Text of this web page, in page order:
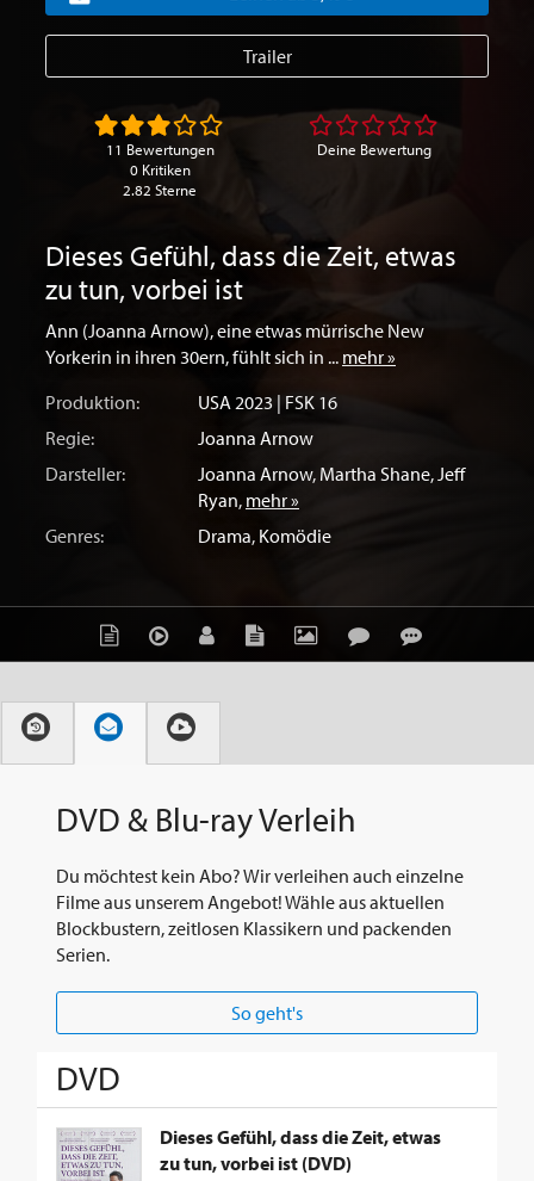
Dieses Gefühl, dass die Zeit, etwas
zu tun, vorbei ist
Ann (Joanna Arnow), eine etwas mürrische New
Yorkerin in ihren 30ern, fühlt sich in ... mehr »
Produktion:
USA 2023 | FSK 16
Regie:
Joanna Arnow
Darsteller:
Joanna Arnow, Martha Shane, Jeff
Ryan, mehr »
Genres:
Drama, Komödie
Trailer
11 Bewertungen
0 Kritiken
2.82 Sterne
Deine Bewertung
DVD & Blu-ray Verleih
Du möchtest kein Abo? Wir verleihen auch einzelne
Filme aus unserem Angebot! Wähle aus aktuellen
Blockbustern, zeitlosen Klassikern und packenden
Serien.
So geht's
DVD
Dieses Gefühl, dass die Zeit, etwas
zu tun, vorbei ist (DVD)